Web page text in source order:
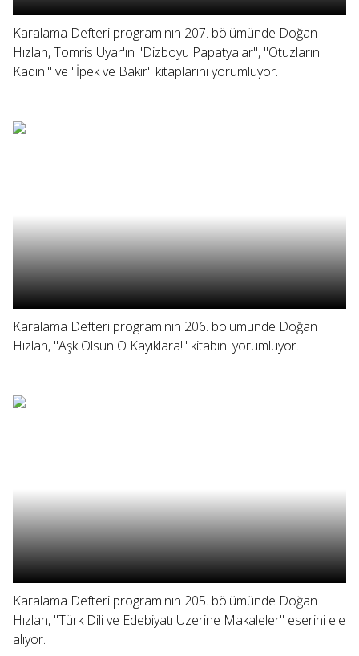
Karalama Defteri programının 207. bölümünde Doğan
Hızlan, Tomris Uyar'ın "Dizboyu Papatyalar", "Otuzların
Kadını" ve "İpek ve Bakır" kitaplarını yorumluyor.
Karalama Defteri programının 206. bölümünde Doğan
Hızlan, "Aşk Olsun O Kayıklara!" kitabını yorumluyor.
Karalama Defteri programının 205. bölümünde Doğan
Hızlan, "Türk Dili ve Edebiyatı Üzerine Makaleler" eserini ele
alıyor.